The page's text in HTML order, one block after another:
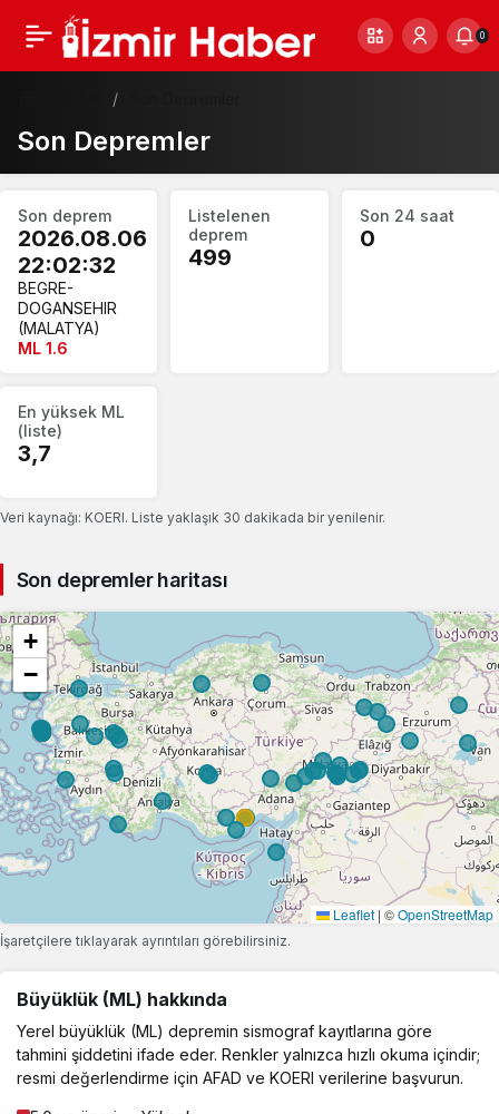
0
Son Depremler
Son deprem
2026.08.06
22:02:32
BEGRE-
DOGANSEHIR
(MALATYA)
ML 1.6
Listelenen
deprem
499
Son 24 saat
0
En yüksek ML
(liste)
3,7
Veri kaynağı: KOERI. Liste yaklaşık 30 dakikada bir yenilenir.
Son depremler haritası
+
−
Leaflet | ©OpenStreetMap
İşaretçilere tıklayarak ayrıntıları görebilirsiniz.
Büyüklük (ML) hakkında
Yerel büyüklük (ML) depremin sismograf kayıtlarına göre
tahmini şiddetini ifade eder. Renkler yalnızca hızlı okuma içindir;
resmi değerlendirme için AFAD ve KOERI verilerine başvurun.